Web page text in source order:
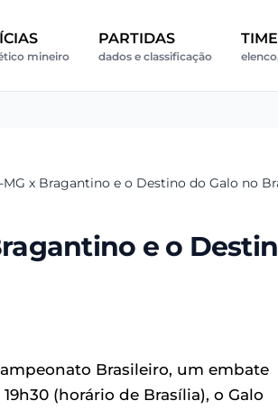
mineiro
PARTIDAS
dados e classificação
TIME
x Bragantino e o Destino do Galo no
e o
Brasileiro, um embate
(horário de Brasília), o Galo